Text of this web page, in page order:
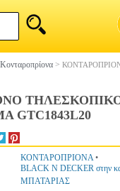
>
ΤΗΛΕΣΚΟΠΙΚΟ
GTC1843L20
ΚΟΝΤΑΡΟΠΡΙΟΝΑ•
BLACK N DECKER στην
ΜΠΑΤΑΡΙΑΣ